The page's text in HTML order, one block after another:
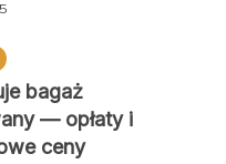
bagaż
— opłaty i
ceny